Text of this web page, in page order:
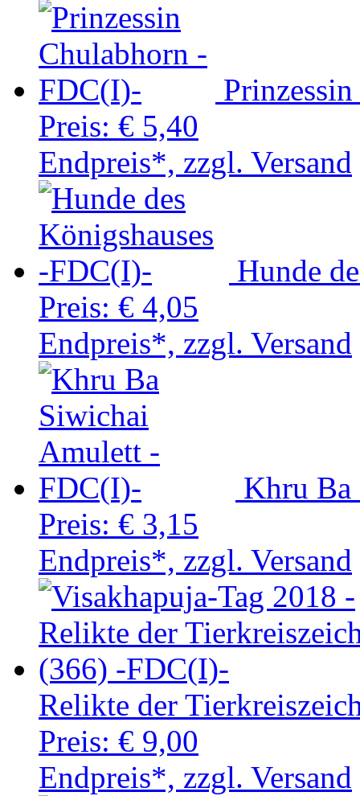
Preis: € 5,40
Endpreis*, zzgl. Versand
Hunde
Preis: € 4,05
Endpreis*, zzgl. Versand
Khru
Preis: € 3,15
Endpreis*, zzgl. Versand
Relikte der
Preis: € 9,00
Endpreis*, zzgl. Versand